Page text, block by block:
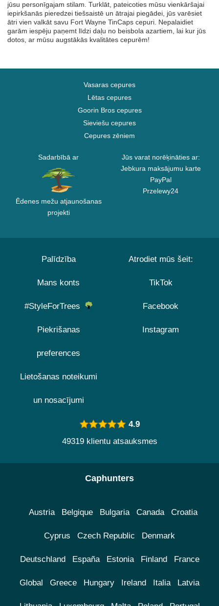
jūsu personīgajam stilam. Turklāt, pateicoties mūsu vienkāršajai
iepirkšanās pieredzei tiešsaistē un ātrajai piegādei, jūs varēsiet
ātri vien valkāt savu Fort Wayne TinCaps cepuri. Nepalaidiet
garām iespēju paņemt līdzi daļu no beisbola azartiem, lai kur jūs
dotos, ar mūsu augstākās kvalitātes cepurēm!
Vasaras cepures
Lētas cepures
Goorin Bros cepures
Sieviešu cepures
Cepures zēniem
Sadarbībā ar
Ēdenes mežu atjaunošanas
projekti
Jūs varat norēķināties ar:
Jebkura maksājumu karte
PayPal
Przelewy24
Palīdzība
Mans konts
#StyleForTrees
Piekrišanas
preferences
Lietošanas noteikumi
un nosacījumi
Atrodiet mūs šeit:
TikTok
Facebook
Instagram
4.9
49319 klientu atsauksmes
Caphunters
Austria Belgique Bulgaria Canada Croatia
Cyprus Czech Republic Denmark
Deutschland España Estonia Finland France
Global Greece Hungary Ireland Italia Latvia